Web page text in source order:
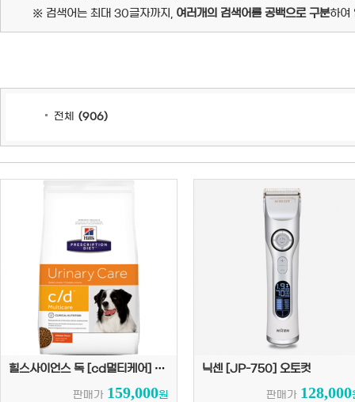
※ 검색어는 최대 30글자까지, 여러개의 검색어를 공백으로 구분하여
전체 (906)
힐스사이언스 독 [cd멀티케어] 8kg
판매가 159,000원
닉센 [JP-750] 오토컷
판매가 128,000